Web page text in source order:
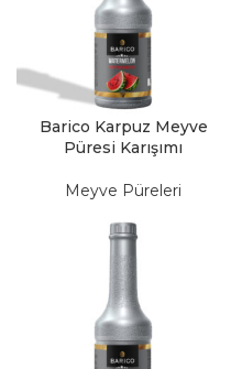
Barico Karpuz Meyve
Püresi Karışımı
Meyve Püreleri